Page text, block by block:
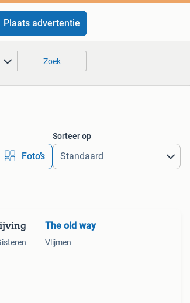
Plaats advertentie
Zoek
Foto’s
Sorteer op
The old way
Vlijmen